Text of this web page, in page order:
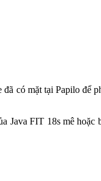
có mặt tại Papilo để
Java FIT 18s mê hoặc